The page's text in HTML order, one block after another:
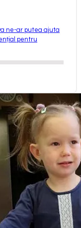
ne-ar putea ajuta
pentru